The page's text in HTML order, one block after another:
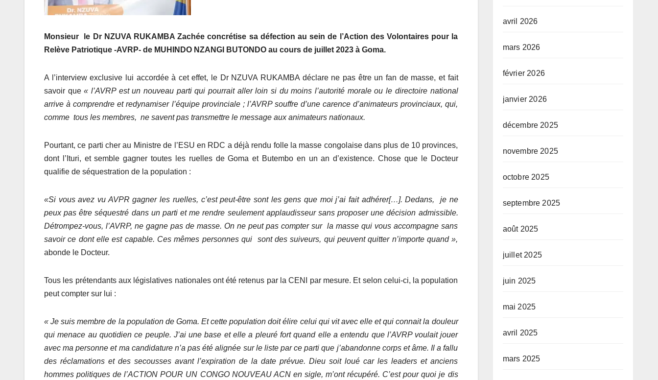
Monsieur le Dr NZUVA RUKAMBA Zachée concrétise sa défection au sein de l’Action des Volontaires pour la
Relève Patriotique -AVRP- de MUHINDO NZANGI BUTONDO au cours de juillet 2023 à Goma.
A l’interview exclusive lui accordée à cet effet, le Dr NZUVA RUKAMBA déclare ne pas être un fan de masse, et fait
savoir que« l’AVRP est un nouveau parti qui pourrait aller loin si du moins l’autorité morale ou le directoire national
arrive à comprendre et redynamiser l’équipe provinciale ; l’AVRP souffre d’une carence d’animateurs provinciaux, qui,
comme tous les membres, ne savent pas transmettre le message aux animateurs nationaux.
Pourtant, ce parti cher au Ministre de l’ESU en RDC a déjà rendu folle la masse congolaise dans plus de 10 provinces,
dont l’Ituri, et semble gagner toutes les ruelles de Goma et Butembo en un an d’existence. Chose que le Docteur
qualifie de séquestration de la population :
«Si vous avez vu AVPR gagner les ruelles, c’est peut-être sont les gens que moi j’ai fait adhérer[…]. Dedans, je ne
peux pas être séquestré dans un parti et me rendre seulement applaudisseur sans proposer une décision admissible.
Détrompez-vous, l’AVRP, ne gagne pas de masse. On ne peut pas compter sur la masse qui vous accompagne sans
savoir ce dont elle est capable. Ces mêmes personnes qui sont des suiveurs, qui peuvent quitter n’importe quand »,
abonde le Docteur.
Tous les prétendants aux législatives nationales ont été retenus par la CENI par mesure. Et selon celui-ci, la population
peut compter sur lui :
« Je suis membre de la population de Goma. Et cette population doit élire celui qui vit avec elle et qui connait la douleur
qui menace au quotidien ce peuple. J’ai une base et elle a pleuré fort quand elle a entendu que l’AVRP voulait jouer
avec ma personne et ma candidature n’a pas été alignée sur le liste par ce parti que j’abandonne corps et âme. Il a fallu
des réclamations et des secousses avant l’expiration de la date prévue. Dieu soit loué car les leaders et anciens
hommes politiques de l’ACTION POUR UN CONGO NOUVEAU ACN en sigle, m’ont récupéré. C’est pour quoi je dis
avril 2026
mars 2026
février 2026
janvier 2026
décembre 2025
novembre 2025
octobre 2025
septembre 2025
août 2025
juillet 2025
juin 2025
mai 2025
avril 2025
mars 2025